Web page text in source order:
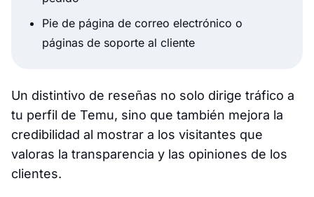
Pie de página de correo electrónico o
páginas de soporte al cliente
Un distintivo de reseñas no solo dirige tráfico a
tu perfil de Temu, sino que también mejora la
credibilidad al mostrar a los visitantes que
valoras la transparencia y las opiniones de los
clientes.